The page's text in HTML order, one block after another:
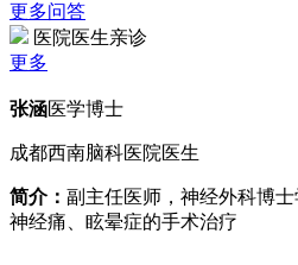
更多问答
医院医生亲诊
更多
张涵医学博士
成都西南脑科医院医生
简介： 副主任医师，神经外科博
神经痛、眩晕症的手术治疗